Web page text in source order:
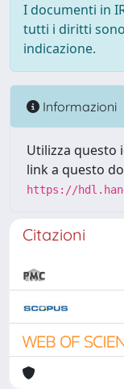
I documenti in
tutti i diritti
indicazione.
Informazioni
Utilizza questo
link a questo
https://
Citazioni